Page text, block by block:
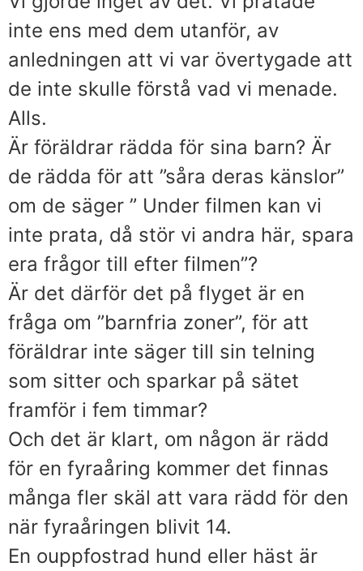
inte ens med dem utanför, av
anledningen att vi var övertygade att
de inte skulle förstå vad vi menade.
Alls.
Är föräldrar rädda för sina barn? Är
de rädda för att ”såra deras känslor”
om de säger ” Under filmen kan vi
inte prata, då stör vi andra här, spara
era frågor till efter filmen”?
Är det därför det på flyget är en
fråga om ”barnfria zoner”, för att
föräldrar inte säger till sin telning
som sitter och sparkar på sätet
framför i fem timmar?
Och det är klart, om någon är rädd
för en fyraåring kommer det finnas
många fler skäl att vara rädd för den
när fyraåringen blivit 14.
En ouppfostrad hund eller häst är